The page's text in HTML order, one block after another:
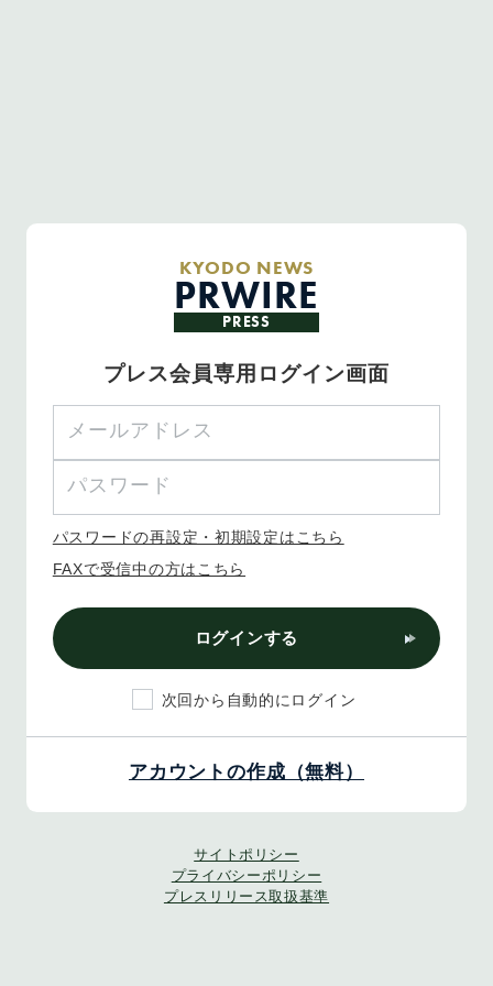
KYODO NEWS
PRWIRE
PRESS
プレス会員専用ログイン画面
パスワードの再設定・初期設定はこちら
FAXで受信中の方はこちら
ログインする
次回から自動的にログイン
アカウントの作成（無料）
サイトポリシー
プライバシーポリシー
プレスリリース取扱基準